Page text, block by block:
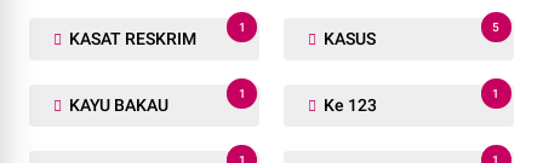
KASAT RESKRIM
1
KASUS
5
KAYU BAKAU
1
Ke 123
1
1 1